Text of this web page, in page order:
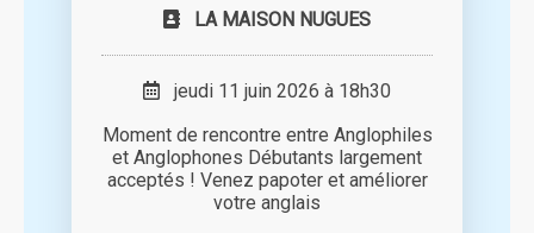
LA MAISON NUGUES
jeudi 11 juin 2026 à 18h30
Moment de rencontre entre Anglophiles
et Anglophones Débutants largement
acceptés ! Venez papoter et améliorer
votre anglais